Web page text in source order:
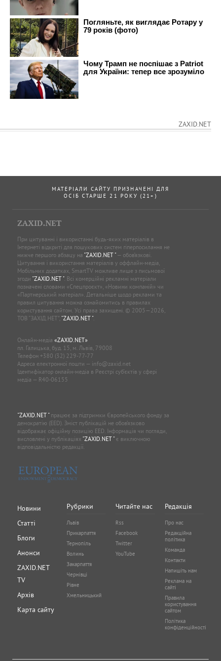
ZAXID.NET
МАТЕРІАЛИ САЙТУ ПРИЗНАЧЕНІ ДЛЯ
ОСІБ СТАРШЕ 21 РОКУ (21+)
ZAXID.NET
При цитуванні і використанні будь-яких матеріалів в
Інтернеті відкриті для пошукових систем гіперпосилання не
нижче першого абзацу на "ZAXID.NET "— обов’язкові.
Цитування і використання матеріалів у оффлайн-медіа,
Мобільних додатках, SmartTV можливе лише з письмової
згоди "ZAXID.NET ". Всі комерційні рекламні матеріали
позначені словами «Спецпроєкт», «Новини компаній» чи
«Партнерський матеріал». Детальніше щодо реклами та
правил цитування можна ознайомитись в правилах
користування сайтом. Усі права захищені. © 2005—2026,
ТОВ “ЗАХІД.НЕТ”, "ZAXID.NET ".
Онлайн-медіа «ZAXID.NET»
пл. Галицька, буд. 15, м. Львів, 79008
Телефон +380 (32) 229-77-77
Адреса електронної пошти — info@zaxid.net
Ідентифікатор онлайн-медіа в Реєстрі суб'єктів у сфері
медіа — R40-06155
"ZAXID.NET "працює за підтримки Європейського фонду за
демократію (EED). Зміст публікацій не обов’язково
відображає офіційну позицію EED. Інформація чи погляди,
висловлені у публікаціях "ZAXID.NET "є виключною
відповідальністю редакції.
Новини
Статті
Блоги
Анонси
ZAXID.NET
TV
Архів
Карта сайту
Рубрики
Львів
Прикарпаття
Тернопіль
Волинь
Закарпаття
Чернівці
Рівне
Хмельницький
Читайте нас
Rss
Facebook
Twitter
YouTube
Редакція
Про нас
Редакційна
політика
Команда
Контакти
Напишіть нам
Реклама на
сайті
Правила
користування
сайтом
Політика
конфіденційності